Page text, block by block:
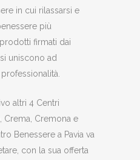
in cui rilassarsi e
più
firmati dai
uniscono ad
altri 4 Centri
Crema, Cremona e
Benessere a Pavia va
con la sua offerta